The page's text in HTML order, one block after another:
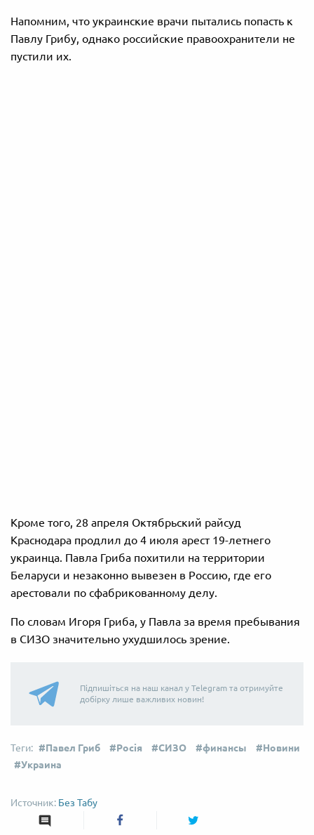
Напомним, что украинские врачи пытались попасть к
Павлу Грибу, однако российские правоохранители не
пустили их.
Кроме того, 28 апреля Октябрьский райсуд
Краснодара продлил до 4 июля арест 19-летнего
украинца. Павла Гриба похитили на территории
Беларуси и незаконно вывезен в Россию, где его
арестовали по сфабрикованному делу.
По словам Игоря Гриба, у Павла за время пребывания
в СИЗО значительно ухудшилось зрение.
Підпишіться на наш канал у Telegram та отримуйте
добірку лише важливих новин!
Павел Гриб Росія СИЗО финансы
Новини
Украина
Без Табу